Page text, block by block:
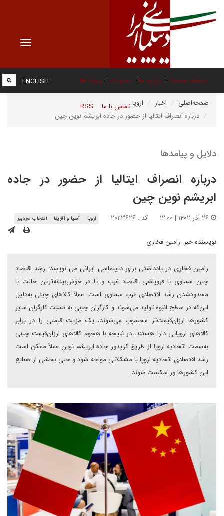
Toggle
صفحه نخست درباره ما عضویت پیوند ها
تماس با ما RSS
ENGLISH
صفحه‌اصلی اخبار
اروپا
درباره انصراف ایتالیا از حضور در جاده ابریشم نوین چین
دلایل و پیامدها
درباره انصراف ایتالیا از حضور در جاده
ابریشم نوین چین
کد : ۲۰۲۳۶۲۶ اروپا آسیا و آفریقا انتخاب سردبیر
نویسنده خبر: رامین فخاری
رامین فخاری در یادداشتی برای دیپلماسی ایرانی می نویسد: رشد اقتصاد
چین مساوی با فروپاشی اقتصاد غرب و یا در خوش‌بینانه‌ترین حالت با
محدودشدن رشد اقتصادی غرب مساوی است. عملاً کالاهای چینی به‌دلیل
این‌که در سطح انبوه تولید می‌شوند و کارگران چینی به نسبت کارگران سایر
کشورها ارزان‌قیمت‌تر محسوب می‌شوند، یک مزیت قیمتی را در برابر
کالاهای اروپایی دارا هستند، در نتیجه با هجوم کالاهای ارزان‌قیمت چینی
به‌سمت اتحادیه اروپا از طریق کریدور جاده ابریشم نوین عملاً ممکن است
رشد اقتصادی اتحادیه اروپا با مشکلاتی مواجه شود و حتی بخشی از صنایع
این کشورها ور شکست شوند.